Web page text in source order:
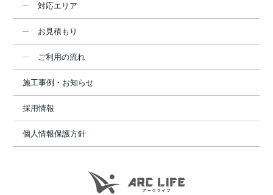
対応エリア
お見積もり
ご利用の流れ
施工事例・お知らせ
採用情報
個人情報保護方針